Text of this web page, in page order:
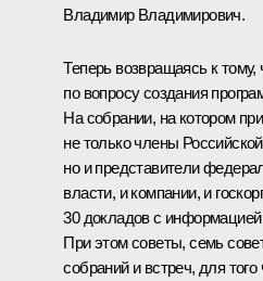
Владимир Владимирович.
Теперь возвращаясь к
по вопросу создания
На собрании, на котором
не только члены
но и представители
власти, и компании, и
30 докладов с
При этом советы, семь
собраний и встреч, для